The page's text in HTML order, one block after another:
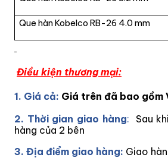
Que hàn Kobelco RB-26 4.0 mm
Điều kiện thương mại:
1. Giá cả: Giá trên đã bao gồm
2. Thời gian giao hàng: Sau
hàng của 2 bên
3. Địa điểm giao hàng: Giao